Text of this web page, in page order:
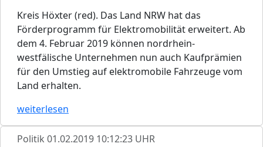
Kreis Höxter (red). Das Land NRW hat das
Förderprogramm für Elektromobilität erweitert. Ab
dem 4. Februar 2019 können nordrhein-
westfälische Unternehmen nun auch Kaufprämien
für den Umstieg auf elektromobile Fahrzeuge vom
Land erhalten.
weiterlesen
Politik 01.02.2019 10:12:23 UHR